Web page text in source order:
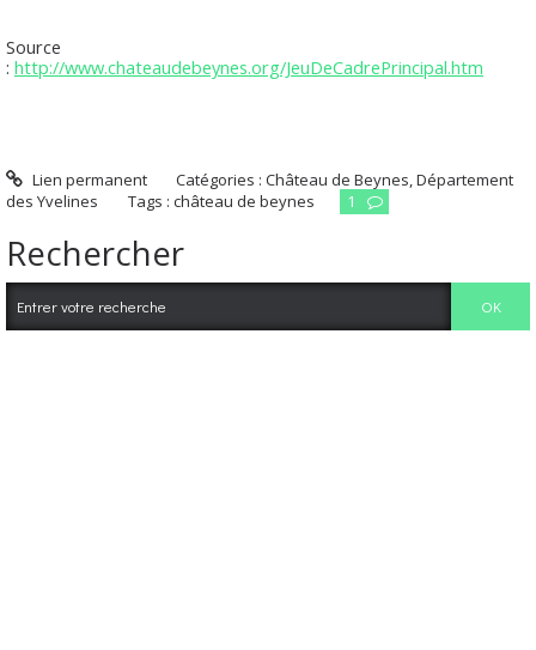
Source
: http://www.chateaudebeynes.org/JeuDeCadrePrincipal.htm
Lien permanent Catégories :Château de Beynes,Département
des Yvelines
Tags : château de beynes 1
Rechercher